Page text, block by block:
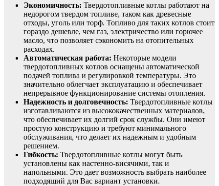
Экономичность: Твердотопливные котлы работают на
недорогом твердом топливе, таком как древесные
отходы, уголь или торф. Топливо для таких котлов стоит
гораздо дешевле, чем газ, электричество или горючее
масло, что позволяет сэкономить на отопительных
расходах.
Автоматическая работа: Некоторые модели
твердотопливных котлов оснащены автоматической
подачей топлива и регулировкой температуры. Это
значительно облегчает эксплуатацию и обеспечивает
непрерывное функционирование системы отопления.
Надежность и долговечность: Твердотопливные котлы
изготавливаются из высококачественных материалов,
что обеспечивает их долгий срок службы. Они имеют
простую конструкцию и требуют минимального
обслуживания, что делает их надежным и удобным
решением.
Гибкость: Твердотопливные котлы могут быть
установлены как настенно-висячими, так и
напольными. Это дает возможность выбрать наиболее
подходящий для Вас вариант установки.